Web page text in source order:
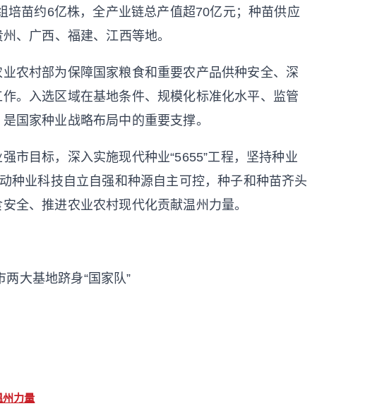
培苗约6亿株，全产业链总产值超70亿元；种苗供应
、广西、福建、江西等地。
村部为保障国家粮食和重要农产品供种安全、深
。入选区域在基地条件、规模化标准化水平、监管
国家种业战略布局中的重要支撑。
目标，深入实施现代种业“5655”工程，坚持种业
种业科技自立自强和种源自主可控，种子和种苗齐头
全、推进农业农村现代化贡献温州力量。
大基地跻身“国家队”
州力量